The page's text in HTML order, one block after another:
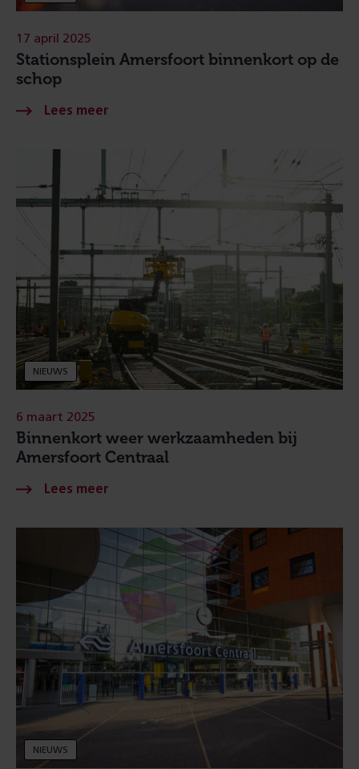
Stationsplein Amersfoort binnenkort op de
schop
17 april 2025
NIEUWS
Binnenkort weer werkzaamheden bij
Amersfoort Centraal
6 maart 2025
NIEUWS